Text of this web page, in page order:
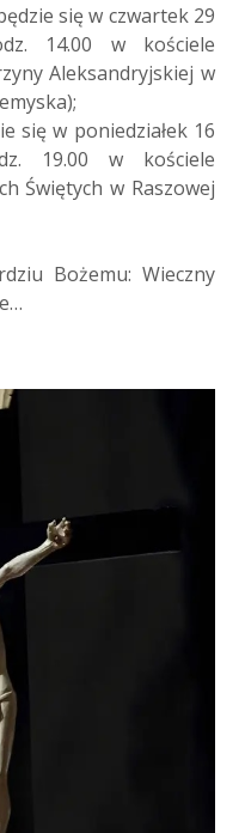
się w czwartek 29
14.00 w kościele
Aleksandryjskiej w
się w poniedziałek 16
19.00 w kościele
Świętych w Raszowej
Bożemu: Wieczny